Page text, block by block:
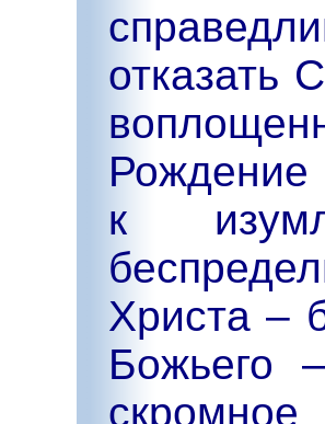
отказать
Рождение
к
Христа –
Божьего